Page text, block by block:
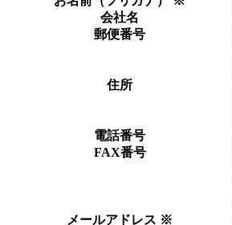
会社名
郵便番号
住所
電話番号
FAX番号
メールアドレス ※